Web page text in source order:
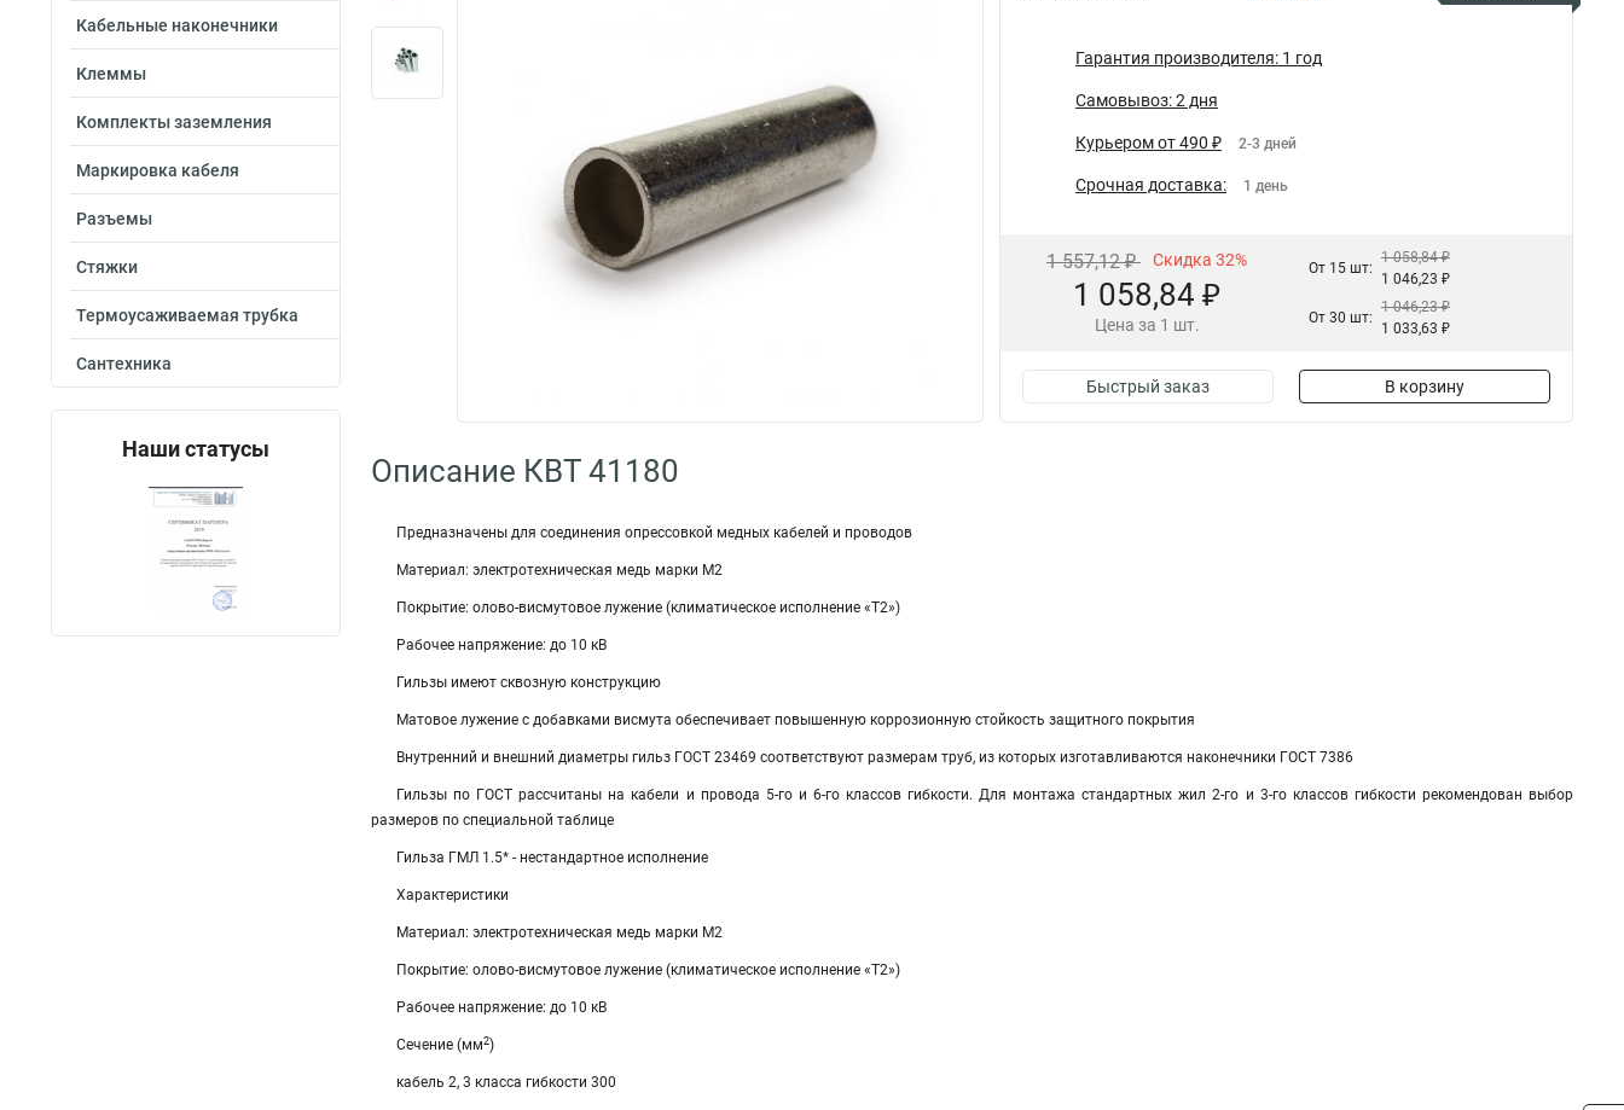
Кабельные наконечники
Клеммы
Комплекты заземления
Маркировка кабеля
Разъемы
Стяжки
Термоусаживаемая трубка
Сантехника
Наши статусы
Гарантия производителя: 1 год
Самовывоз: 2 дня
Курьером от 490 ₽ 2-3 дней
Срочная доставка: 1 день
1 557,12 ₽ Скидка 32%
1 058,84 ₽
Цена за 1 шт.
От 15 шт:
1 058,84 ₽
1 046,23 ₽
От 30 шт:
1 046,23 ₽
1 033,63 ₽
Быстрый заказ В корзину
Описание КВТ 41180
Пред­наз­на­че­ны для соединения опрессовкой медных ка­бе­лей и про­во­дов
Материал: электротехническая медь мар­ки М2
Покрытие: олово-висмутовое лужение (климатическое исполнение «Т2»)
Рабочее напряжение: до 10 кВ
Гильзы имеют сквозную конструкцию
Матовое лужение с добавками висмута обеспечивает повышенную коррозионную стойкость защитного покрытия
Внутренний и внешний диаметры гильз ГОСТ 23469 соответствуют размерам труб, из которых изготавливаются наконечники ГОСТ 7386
Гильзы по ГОСТ рассчитаны на кабели и провода 5-го и 6-го классов гибкости. Для монтажа стандартных жил 2-го и 3-го классов гибкости рекомендован выбор
размеров по специальной таблице
Гильза ГМЛ 1.5* - нестандартное исполнение
Характеристики
Материал: электротехническая медь мар­ки М2
Покрытие: олово-висмутовое лужение (климатическое исполнение «Т2»)
Рабочее напряжение: до 10 кВ
Сечение (мм2)
кабель 2, 3 класса гибкости 300